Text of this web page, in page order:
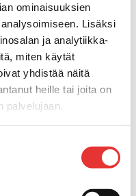
ominaisuuksien
Lisäksi
ja analytiikka-
miten käytät
yhdistää näitä
heille tai joita on
palvelujaan.
, törmäyslistat ja